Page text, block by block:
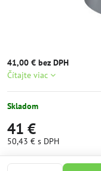
41,00 € bez DPH
Čítajte viac
Skladom
41 €
50,43 € s DPH